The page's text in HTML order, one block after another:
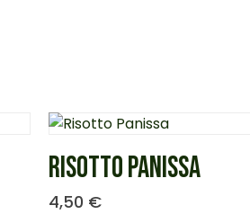
RISOTTO PANISSA
4,50 €